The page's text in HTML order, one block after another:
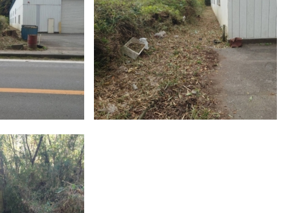
お問い合わせ
tel.0120-144-246